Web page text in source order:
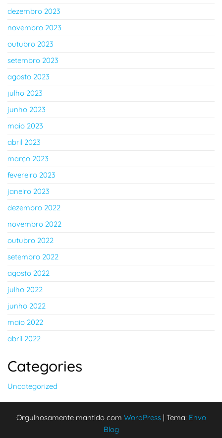
dezembro 2023
novembro 2023
outubro 2023
setembro 2023
agosto 2023
julho 2023
junho 2023
maio 2023
abril 2023
março 2023
fevereiro 2023
janeiro 2023
dezembro 2022
novembro 2022
outubro 2022
setembro 2022
agosto 2022
julho 2022
junho 2022
maio 2022
abril 2022
Categories
Uncategorized
Orgulhosamente mantido com WordPress | Tema: Envo
Blog